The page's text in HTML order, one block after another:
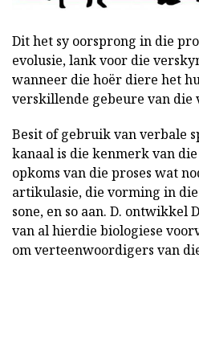
Dit het sy oorsprong in die
evolusie, lank voor die
wanneer die hoër diere het
verskillende gebeure van die
Besit of gebruik van verbale
kanaal is die kenmerk van
opkoms van die proses wat
artikulasie, die vorming in
sone, en so aan. D. ontwikkel
van al hierdie biologiese
om verteenwoordigers van